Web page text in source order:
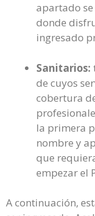
apartado
donde
ingresado
Sanitarios:
de cuyos
cobertura
la primera
nombre y
que
empezar el
A continuación,